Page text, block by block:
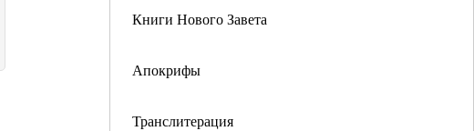
Книги Нового Завета
Апокрифы
Транслитерация